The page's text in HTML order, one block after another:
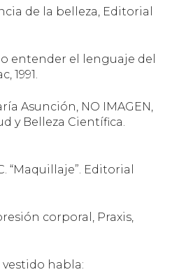
de la belleza, Editorial
entender el lenguaje del
1991.
Asunción, NO IMAGEN,
y Belleza Científica.
“Maquillaje”. Editorial
corporal, Praxis,
vestido habla: